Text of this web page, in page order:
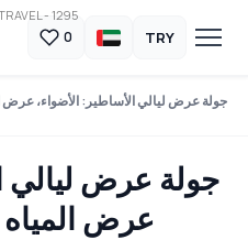
- 1295
0 TRY
جولة عرض ليالي الأساطير: الأضواء، عرض
جولة عرض ليالي
عرض المياه